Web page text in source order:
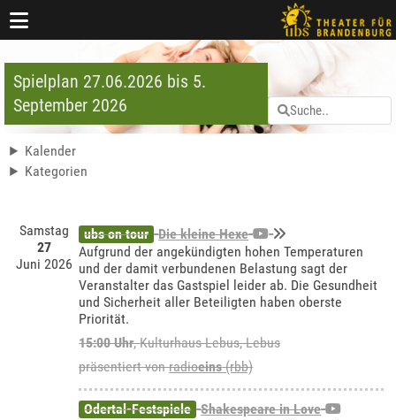
Spielplan 27.06.2026 bis 5.
September 2026
Kalender
Kategorien
Samstag
27
Juni 2026
ubs on tour Die kleine Hexe
Aufgrund der angekündigten hohen Temperaturen
und der damit verbundenen Belastung sagt der
Veranstalter das Gastspiel leider ab. Die Gesundheit
und Sicherheit aller Beteiligten haben oberste
Priorität.
15:00 Uhr,Kulturhaus Lebus, Lebus
präsentiert vonradioeins(rbb)
Odertal-Festspiele Shakespeare in Love